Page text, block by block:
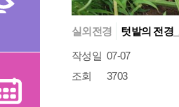
실외전경 텃밭의 전경
작성일 07-07
조회
3703